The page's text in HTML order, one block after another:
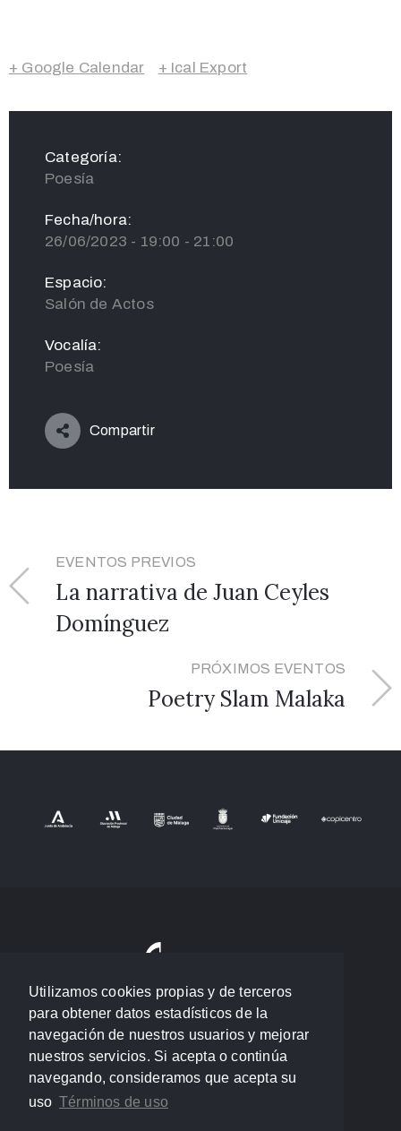
Utilizamos cookies propias y de terceros
para obtener datos estadísticos de la
navegación de nuestros usuarios y mejorar
nuestros servicios. Si acepta o continúa
navegando, consideramos que acepta su
uso Términos de uso
+ Google Calendar + Ical Export
Categoría:
Poesía
Fecha/hora:
26/06/2023 - 19:00 - 21:00
Espacio:
Salón de Actos
Vocalía:
Poesía
Compartir
EVENTOS PREVIOS
La narrativa de Juan Ceyles
Domínguez
PRÓXIMOS EVENTOS
Poetry Slam Malaka